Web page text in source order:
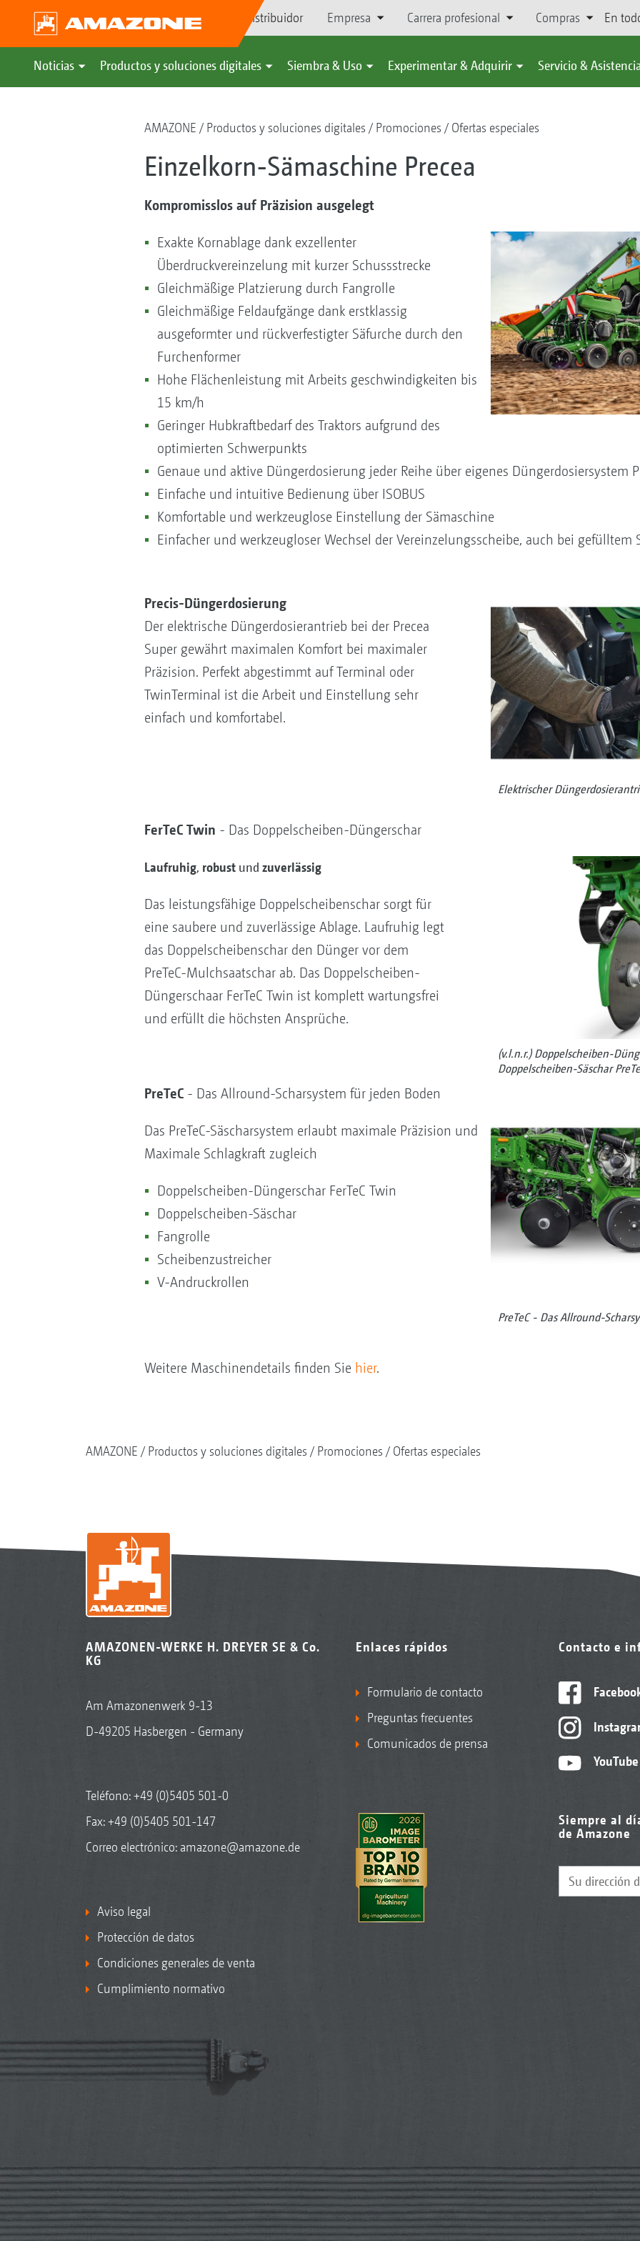
Búsqueda de distribuidor Empresa Carrera profesional Compras En
Noticias Productos y soluciones digitales Siembra & Uso Experimentar & Adquirir Servicio &
AMAZONE Productos y soluciones digitales Promociones Ofertas especiales
Einzelkorn-Sämaschine Precea
Kompromisslos auf Präzision ausgelegt
Exakte Kornablage dank exzellenter
Überdruckvereinzelung mit kurzer Schussstrecke
Gleichmäßige Platzierung durch Fangrolle
Gleichmäßige Feldaufgänge dank erstklassig
ausgeformter und rückverfestigter Säfurche durch den
Furchenformer
Hohe Flächenleistung mit Arbeits geschwindigkeiten bis
15 km/h
Geringer Hubkraftbedarf des Traktors aufgrund des
optimierten Schwerpunkts
Genaue und aktive Düngerdosierung jeder Reihe über eigenes Düngerdosiersystem
Einfache und intuitive Bedienung über ISOBUS
Komfortable und werkzeuglose Einstellung der Sämaschine
Einfacher und werkzeugloser Wechsel der Vereinzelungsscheibe, auch bei gefülltem
Elektrischer
Precis-Düngerdosierung
Der elektrische Düngerdosierantrieb bei der Precea
Super gewährt maximalen Komfort bei maximaler
Präzision. Perfekt abgestimmt auf Terminal oder
TwinTerminal ist die Arbeit und Einstellung sehr
einfach und komfortabel.
FerTeC Twin - Das Doppelscheiben-Düngerschar
(v.l.n.r.) Doppelscheiben-
Doppelscheiben-Säschar
Laufruhig, robust und zuverlässig
Das leistungsfähige Doppelscheibenschar sorgt für
eine saubere und zuverlässige Ablage. Laufruhig legt
das Doppelscheibenschar den Dünger vor dem
PreTeC-Mulchsaatschar ab. Das Doppelscheiben-
Düngerschaar FerTeC Twin ist komplett wartungsfrei
und erfüllt die höchsten Ansprüche.
PreTeC- Das Allround-Scharsystem für jeden Boden
PreTeC - Das Allround-
Das PreTeC-Säscharsystem erlaubt maximale Präzision und
Maximale Schlagkraft zugleich
Doppelscheiben-Düngerschar FerTeC Twin
Doppelscheiben-Säschar
Fangrolle
Scheibenzustreicher
V-Andruckrollen
Weitere Maschinendetails finden Sie hier.
AMAZONE Productos y soluciones digitales Promociones Ofertas especiales
AMAZONEN-WERKE H. DREYER SE & Co.
KG
Am Amazonenwerk 9-13
D-49205 Hasbergen - Germany
Teléfono:+49 (0)5405 501-0
Fax: +49 (0)5405 501-147
Correo electrónico: amazone@amazone.de
Aviso legal
Protección de datos
Condiciones generales de venta
Cumplimiento normativo
Enlaces rápidos
Formulario de contacto
Preguntas frecuentes
Comunicados de prensa
Contacto e
YouTube
Siempre al
de Amazone